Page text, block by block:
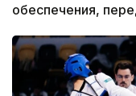
обеспечения,